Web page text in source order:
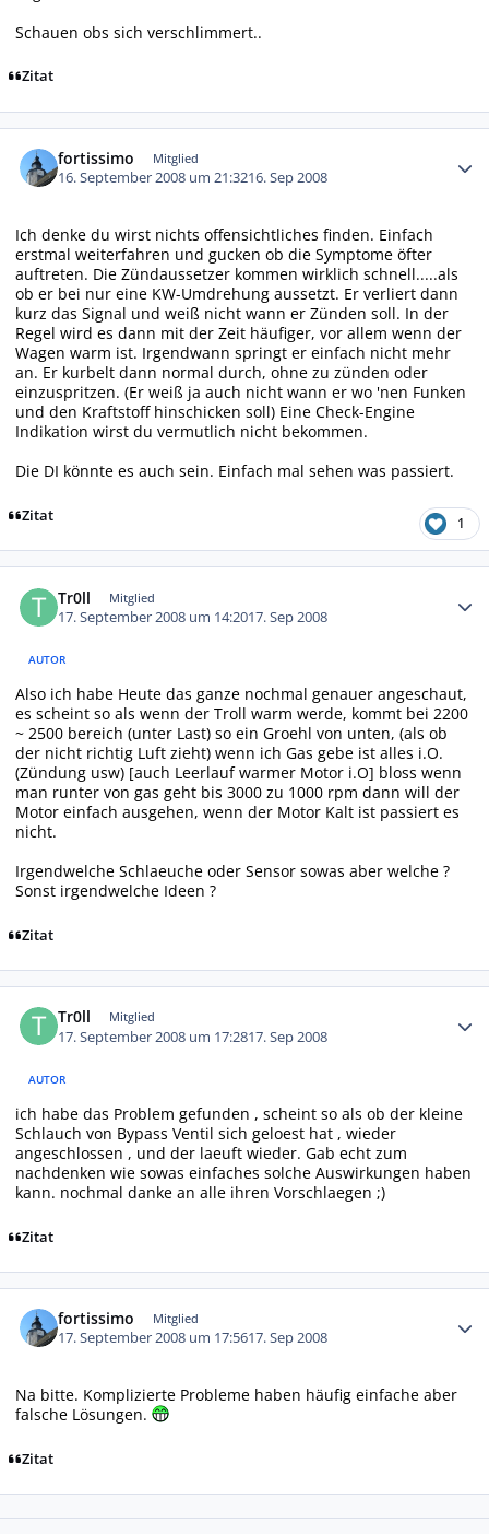
Schauen obs sich verschlimmert..
Zitat
fortissimo Mitglied
16. September 2008 um 21:3216. Sep 2008
Ich denke du wirst nichts offensichtliches finden. Einfach
erstmal weiterfahren und gucken ob die Symptome öfter
auftreten. Die Zündaussetzer kommen wirklich schnell.....als
ob er bei nur eine KW-Umdrehung aussetzt. Er verliert dann
kurz das Signal und weiß nicht wann er Zünden soll. In der
Regel wird es dann mit der Zeit häufiger, vor allem wenn der
Wagen warm ist. Irgendwann springt er einfach nicht mehr
an. Er kurbelt dann normal durch, ohne zu zünden oder
einzuspritzen. (Er weiß ja auch nicht wann er wo 'nen Funken
und den Kraftstoff hinschicken soll) Eine Check-Engine
Indikation wirst du vermutlich nicht bekommen.
Die DI könnte es auch sein. Einfach mal sehen was passiert.
Zitat 1
Tr0ll Mitglied
17. September 2008 um 14:2017. Sep 2008
AUTOR
Also ich habe Heute das ganze nochmal genauer angeschaut,
es scheint so als wenn der Troll warm werde, kommt bei 2200
~ 2500 bereich (unter Last) so ein Groehl von unten, (als ob
der nicht richtig Luft zieht) wenn ich Gas gebe ist alles i.O.
(Zündung usw) [auch Leerlauf warmer Motor i.O] bloss wenn
man runter von gas geht bis 3000 zu 1000 rpm dann will der
Motor einfach ausgehen, wenn der Motor Kalt ist passiert es
nicht.
Irgendwelche Schlaeuche oder Sensor sowas aber welche ?
Sonst irgendwelche Ideen ?
Zitat
Tr0ll Mitglied
17. September 2008 um 17:2817. Sep 2008
AUTOR
ich habe das Problem gefunden , scheint so als ob der kleine
Schlauch von Bypass Ventil sich geloest hat , wieder
angeschlossen , und der laeuft wieder. Gab echt zum
nachdenken wie sowas einfaches solche Auswirkungen haben
kann. nochmal danke an alle ihren Vorschlaegen ;)
Zitat
fortissimo Mitglied
17. September 2008 um 17:5617. Sep 2008
Na bitte. Komplizierte Probleme haben häufig einfache aber
falsche Lösungen.
Zitat